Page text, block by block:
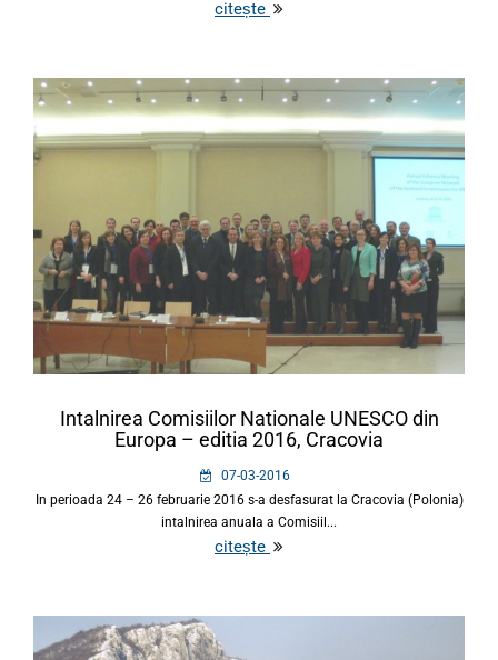
citește
Intalnirea Comisiilor Nationale UNESCO din
Europa – editia 2016, Cracovia
07-03-2016
In perioada 24 – 26 februarie 2016 s-a desfasurat la Cracovia (Polonia)
intalnirea anuala a Comisiil...
citește